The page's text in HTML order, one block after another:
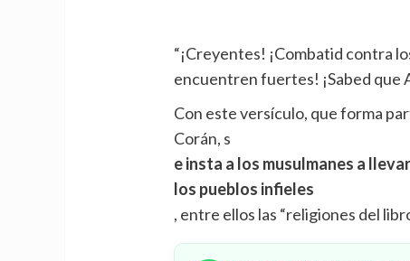
“¡Creyentes! ¡Combatid contra
encuentren fuertes! ¡Sabed que
Con este versículo, que forma
Corán, s
e insta a los musulmanes a
los pueblos infieles
, entre ellos las “religiones del